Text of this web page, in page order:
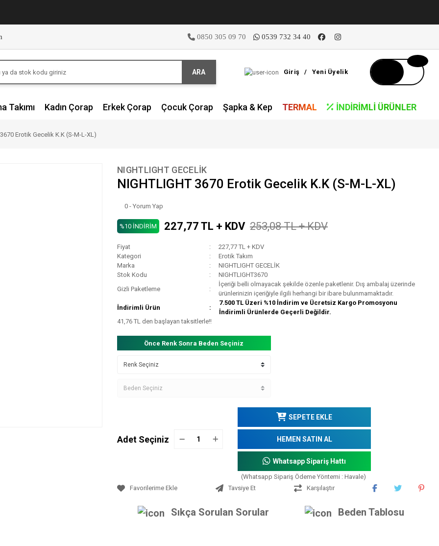
0850 305 09 70 0539 732 34 40
ARA Giriş / Yeni Üyelik
Takımı Kadın Çorap Erkek Çorap Çocuk Çorap Şapka & Kep TERMAL İNDIRIMLI ÜRÜNLER
Erotik Gecelik K.K (S-M-L-XL)
NIGHTLIGHT GECELİK
NIGHTLIGHT 3670 Erotik Gecelik K.K (S-M-L-XL)
0 - Yorum Yap
%10 İNDİRİM 227,77 TL + KDV 253,08 TL + KDV
Fiyat
227,77 TL + KDV
Kategori
Erotik Takım
Marka
NIGHTLIGHT GECELİK
Stok Kodu
NIGHTLIGHT3670
Gizli Paketleme
İçeriği belli olmayacak şekilde özenle paketlenir. Dış ambalaj üzerinde
ürünlerinizin içeriğiyle ilgili herhangi bir ibare bulunmamaktadır.
İndirimli Ürün
7.500 TL Üzeri %10 İndirim ve Ücretsiz Kargo Promosyonu
İndirimli Ürünlerde Geçerli Değildir.
41,76 TL den başlayan taksitlerle!!
Önce Renk Sonra Beden Seçiniz
Adet Seçiniz
SEPETE EKLE
HEMEN SATIN AL
Whatsapp Sipariş Hattı
(Whatsapp Sipariş Ödeme Yöntemi : Havale)
Tavsiye Et
Karşılaştır
Sıkça Sorulan Sorular Beden Tablosu